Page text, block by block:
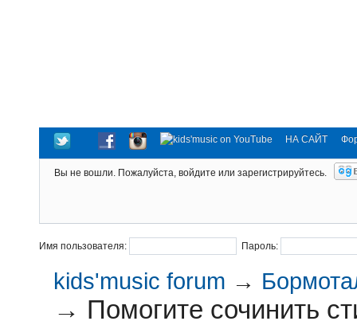
НА САЙТ
Вы не вошли. Пожалуйста, войдите или зарегистрируйтесь.
Имя пользователя: Пароль:
kids'music forum →
→ Помогите сочинить